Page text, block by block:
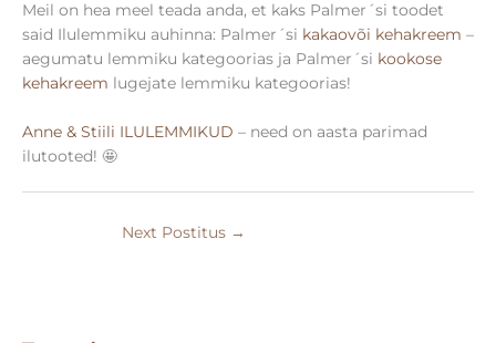
Meil on hea meel teada anda, et kaks Palmer´si toodet
said Ilulemmiku auhinna: Palmer´si kakaovõi kehakreem –
aegumatu lemmiku kategoorias ja Palmer´si kookose
kehakreem lugejate lemmiku kategoorias!
Anne & Stiili ILULEMMIKUD – need on aasta parimad
ilutooted! 🤩
Next Postitus →